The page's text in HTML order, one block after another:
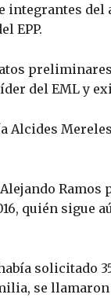
integrantes
EPP.
del EML y
Alcides
quién sigue
solicitado
se